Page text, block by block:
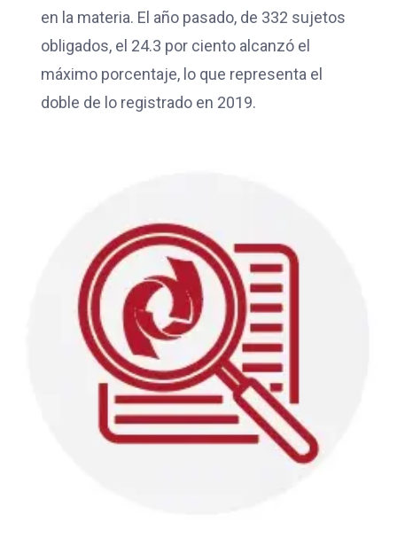
en la materia. El año pasado, de 332 sujetos
obligados, el 24.3 por ciento alcanzó el
máximo porcentaje, lo que representa el
doble de lo registrado en 2019.